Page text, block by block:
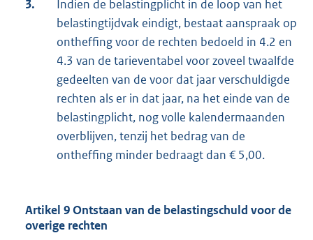
3.
Indien de belastingplicht in de loop van het
belastingtijdvak eindigt, bestaat aanspraak op
ontheffing voor de rechten bedoeld in 4.2 en
4.3 van de tarieventabel voor zoveel twaalfde
gedeelten van de voor dat jaar verschuldigde
rechten als er in dat jaar, na het einde van de
belastingplicht, nog volle kalendermaanden
overblijven, tenzij het bedrag van de
ontheffing minder bedraagt dan € 5,00.
Artikel 9 Ontstaan van de belastingschuld voor de
overige rechten